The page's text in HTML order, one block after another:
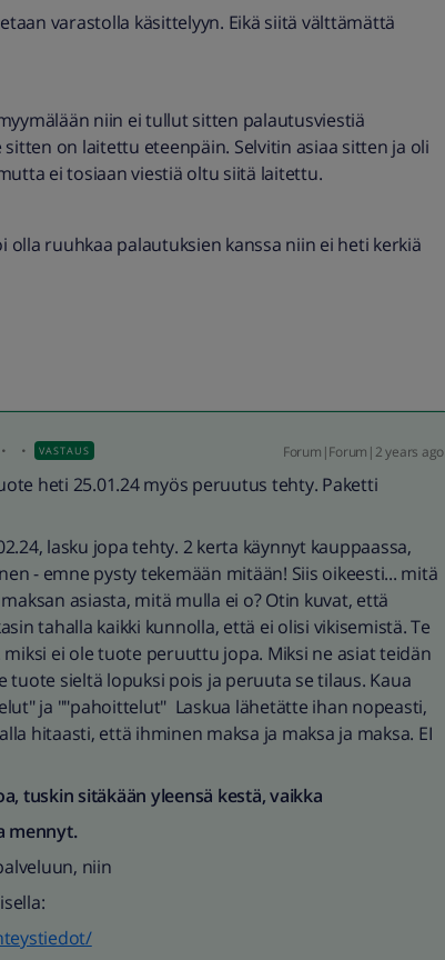
varastolla käsittelyyn. Eikä siitä välttämättä
niin ei tullut sitten palautusviestiä
on laitettu eteenpäin. Selvitin asiaa sitten ja oli
ei tosiaan viestiä oltu siitä laitettu.
olla ruuhkaa palautuksien kanssa niin ei heti kerkiä
VASTAUS Forum|Forum|2 years ago
heti 25.01.24 myös peruutus tehty. Paketti
lasku jopa tehty. 2 kerta käynnyt kauppaassa,
- emne pysty tekemään mitään! Siis oikeesti... mitä
asiasta, mitä mulla ei o? Otin kuvat, että
tahalla kaikki kunnolla, että ei olisi vikisemistä. Te
ei ole tuote peruuttu jopa. Miksi ne asiat teidän
tuote sieltä lopuksi pois ja peruuta se tilaus. Kaua
ja ""pahoittelut" Laskua lähetätte ihan nopeasti,
hitaasti, että ihminen maksa ja maksa ja maksa. EI
tuskin sitäkään yleensä kestä, vaikka
mennyt.
niin